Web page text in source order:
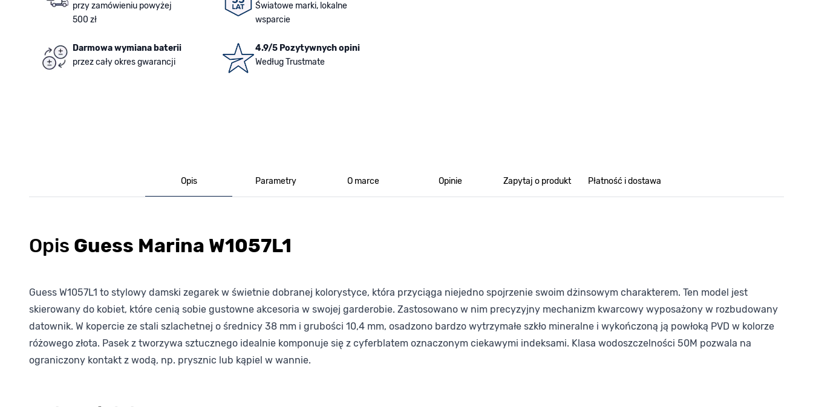
przy zamówieniu powyżej
500 zł
Światowe marki, lokalne
wsparcie
Darmowa wymiana baterii
przez cały okres gwarancji
4.9/5 Pozytywnych opini
Według Trustmate
Opis Parametry O marce Opinie Zapytaj o produkt Płatność i dostawa
Opis Guess Marina W1057L1
Guess W1057L1 to stylowy damski zegarek w świetnie dobranej kolorystyce, która przyciąga niejedno spojrzenie swoim dżinsowym charakterem. Ten model jest
skierowany do kobiet, które cenią sobie gustowne akcesoria w swojej garderobie. Zastosowano w nim precyzyjny mechanizm kwarcowy wyposażony w rozbudowany
datownik. W kopercie ze stali szlachetnej o średnicy 38 mm i grubości 10,4 mm, osadzono bardzo wytrzymałe szkło mineralne i wykończoną ją powłoką PVD w kolorze
różowego złota. Pasek z tworzywa sztucznego idealnie komponuje się z cyferblatem oznaczonym ciekawymi indeksami. Klasa wodoszczelności 50M pozwala na
ograniczony kontakt z wodą, np. prysznic lub kąpiel w wannie.